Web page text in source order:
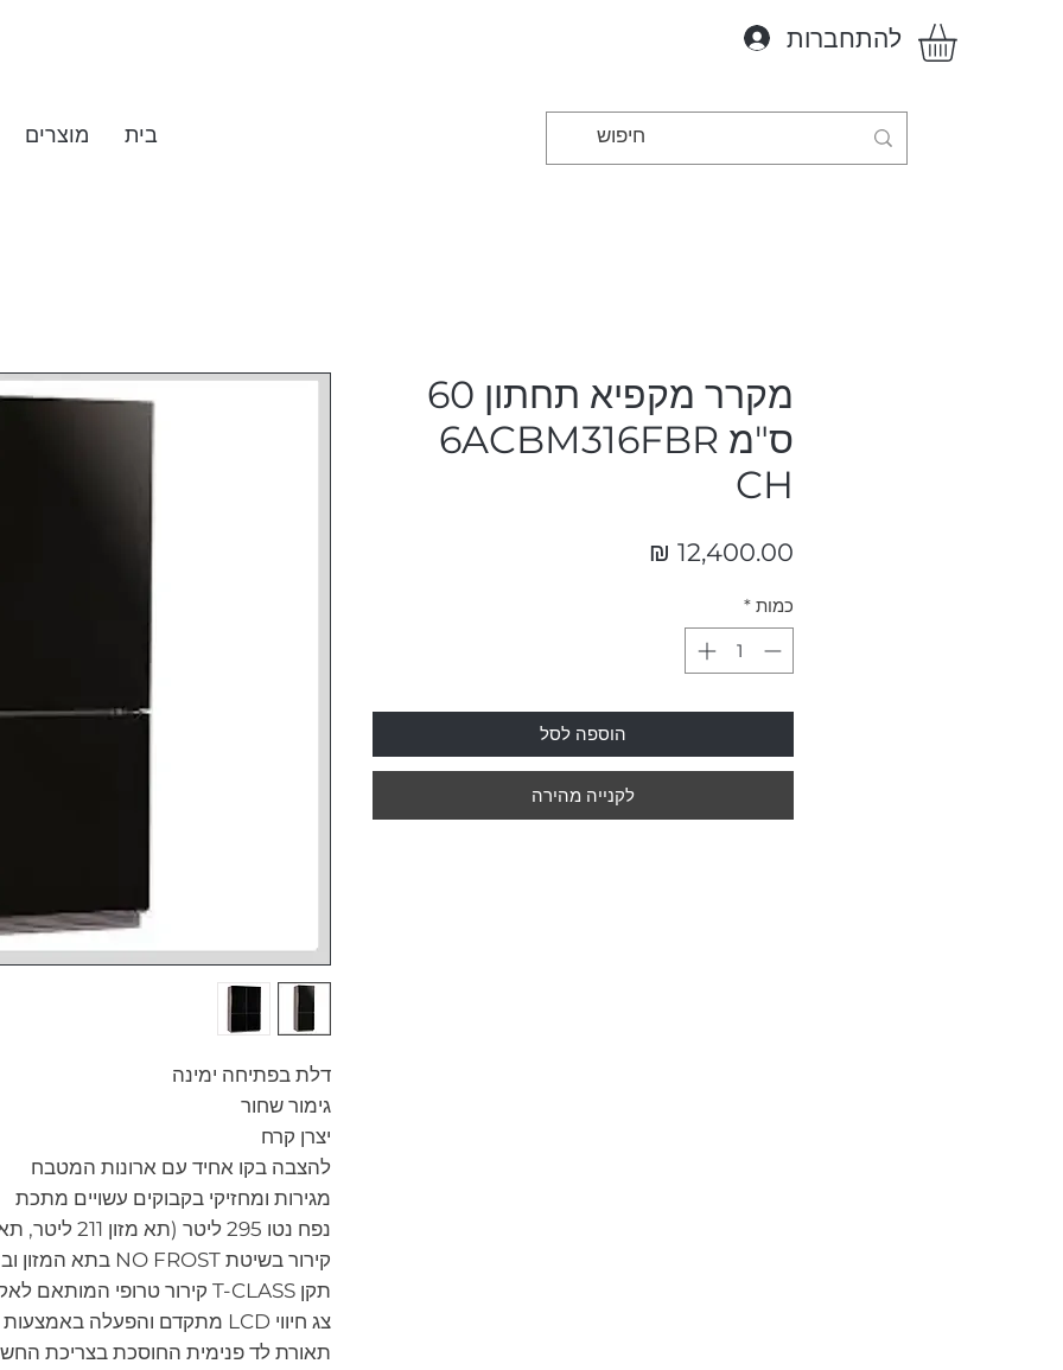
בית מוצרים
להתחברות
דלת בפתיחה ימינה
גימור שחור
יצרן קרח
להצבה בקו אחיד עם ארונות המטבח
מגירות ומחזיקי בקבוקים עשויים מתכת
נפח נטו 295 ליטר (תא מזון 211 ליטר, תא הקפאה 84 ליטר)
קירור בשיטת NO FROST בתא המזון ובתא ההקפאה
תקן T-CLASS קירור טרופי המותאם לאקלים הישראלי
צג חיווי LCD מתקדם והפעלה באמצעות מגע
תאורת לד פנימית החוסכת בצריכת
מקרר מקפיא תחתון 60
ס"מ 6ACBM316FBR
CH
כמות *
הוספה לסל
לקנייה מהירה